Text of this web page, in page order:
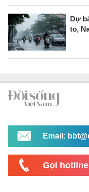
Dự
to,
Email:
Gọi